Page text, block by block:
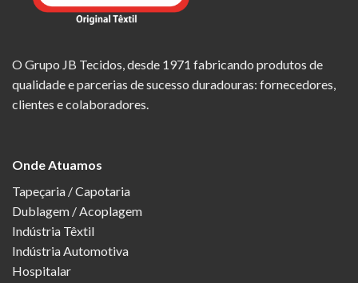
O Grupo JB Tecidos, desde 1971 fabricando produtos de
qualidade e parcerias de sucesso duradouras: fornecedores,
clientes e colaboradores.
Onde Atuamos
Tapeçaria / Capotaria
Dublagem / Acoplagem
Indústria Têxtil
Indústria Automotiva
Hospitalar